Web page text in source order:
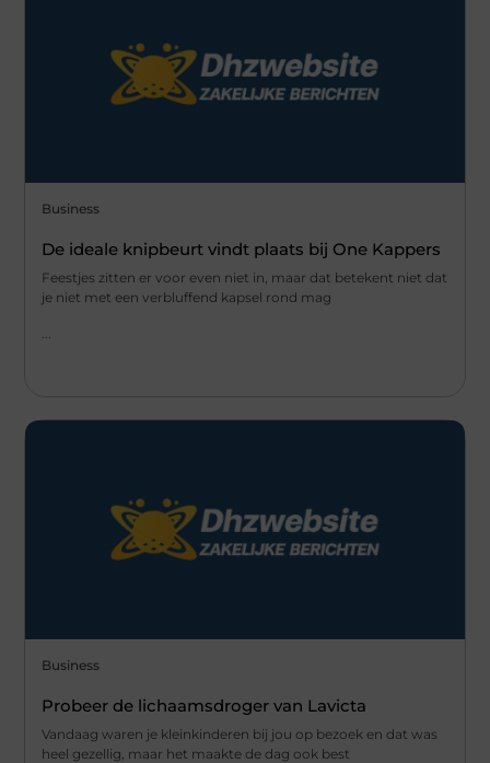
Business
De ideale knipbeurt vindt plaats bij One Kappers
Feestjes zitten er voor even niet in, maar dat betekent niet dat
je niet met een verbluffend kapsel rond mag
Business
Probeer de lichaamsdroger van Lavicta
Vandaag waren je kleinkinderen bij jou op bezoek en dat was
heel gezellig, maar het maakte de dag ook best